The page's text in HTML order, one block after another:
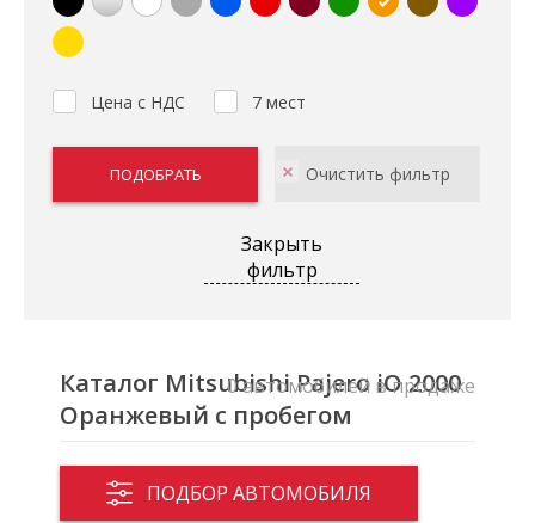
Цена с НДС 7 мест
Закрыть
фильтр
Каталог Mitsubishi Pajero iO 2000
Оранжевый с пробегом
ПОДБОР АВТОМОБИЛЯ
0 автомобилей в продаже